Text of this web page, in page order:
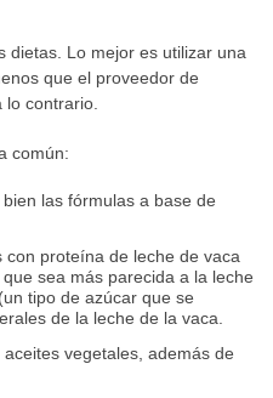
dietas. Lo mejor es utilizar una
que el proveedor de
lo contrario.
común:
las fórmulas a base de
con proteína de leche de vaca
sea más parecida a la leche
tipo de azúcar que se
de la leche de la vaca.
vegetales, además de